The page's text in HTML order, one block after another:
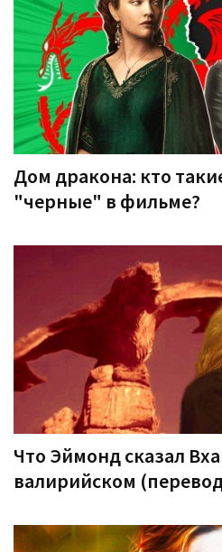
Дом дракона: кто
"черные" в фильме?
Что Эймонд сказал
валирийском